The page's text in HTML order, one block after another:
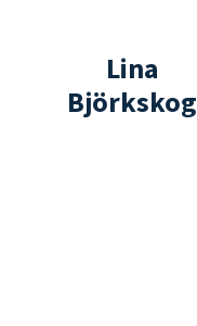
Lina
Björkskog